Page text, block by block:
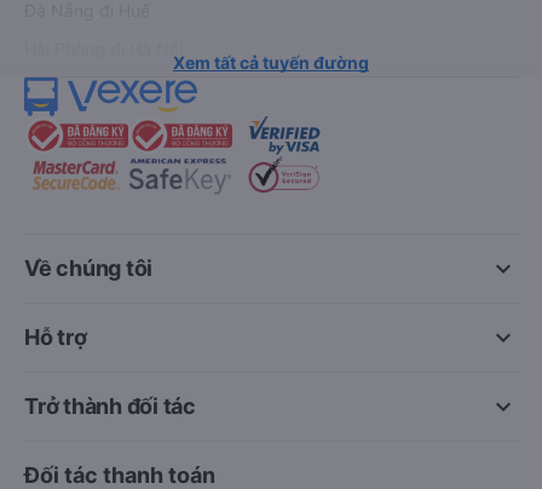
Xem tất cả tuyến đường
keyboard_arrow_down
Về chúng tôi
keyboard_arrow_down
Hỗ trợ
keyboard_arrow_down
Trở thành đối tác
Đối tác thanh toán